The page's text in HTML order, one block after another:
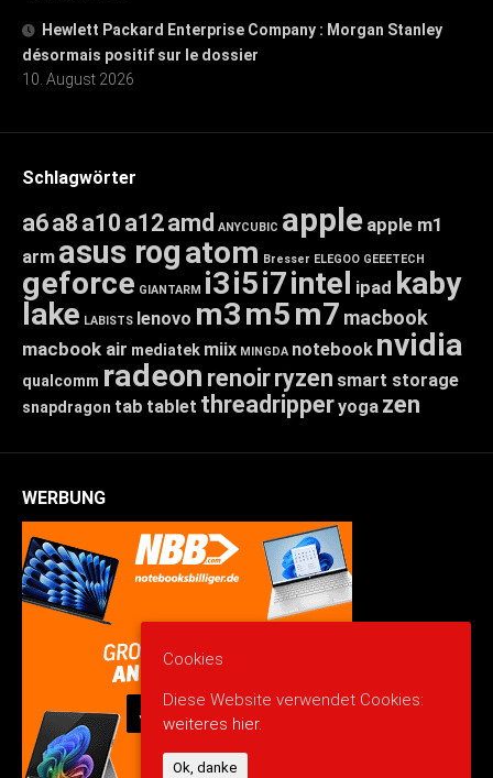
Hewlett Packard Enterprise Company : Morgan Stanley
désormais positif sur le dossier
10. August 2026
Schlagwörter
a6a8 a10 a12amd ANYCUBIC apple apple m1
arm asus rogatom Bresser ELEGOO GEEETECH
geforce GIANTARM i3i5i7intel ipad kaby
lake LABISTS lenovo m3m5m7 macbook
macbook air mediatek miix MINGDA notebook nvidia
qualcomm radeon renoirryzen smart storage
snapdragon tab tablet threadripperyoga zen
WERBUNG
Cookies
Diese Website verwendet Cookies:
weiteres hier.
Ok, danke